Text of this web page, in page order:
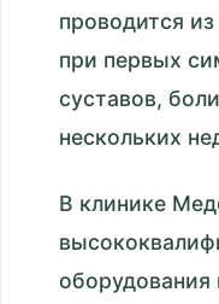
проводится
при первых
суставов,
нескольких
В клинике
оборудования